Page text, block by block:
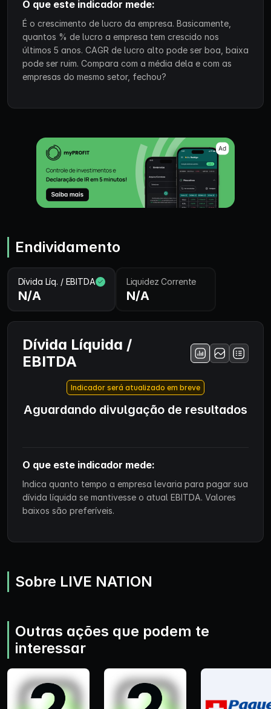
O que este indicador mede:
É o crescimento de lucro da empresa. Basicamente,
quantos % de lucro a empresa tem crescido nos
últimos 5 anos. CAGR de lucro alto pode ser boa, baixa
pode ser ruim. Compara com a média dela e com as
empresas do mesmo setor, fechou?
Endividamento
Dívida Líq. / EBITDA
N/A
Liquidez Corrente
N/A
Dívida Líquida /
EBITDA
Indicador será atualizado em breve
Aguardando divulgação de resultados
O que este indicador mede:
Indica quanto tempo a empresa levaria para pagar sua
dívida líquida se mantivesse o atual EBITDA. Valores
baixos são preferíveis.
Sobre LIVE NATION
Outras ações que podem te
interessar